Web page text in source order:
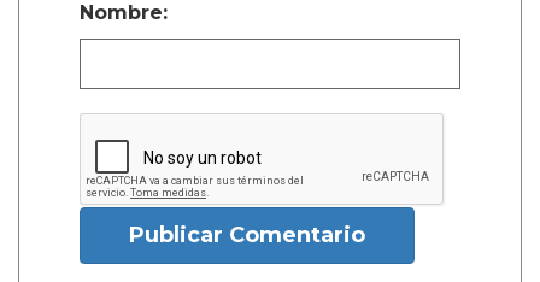
Nombre:
Publicar Comentario